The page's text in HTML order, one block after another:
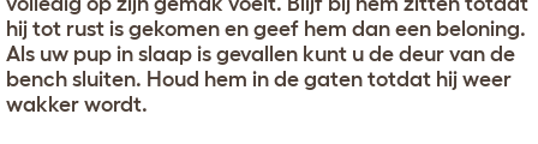
hij tot rust is gekomen en geef hem dan een beloning.
Als uw pup in slaap is gevallen kunt u de deur van de
bench sluiten. Houd hem in de gaten totdat hij weer
wakker wordt.